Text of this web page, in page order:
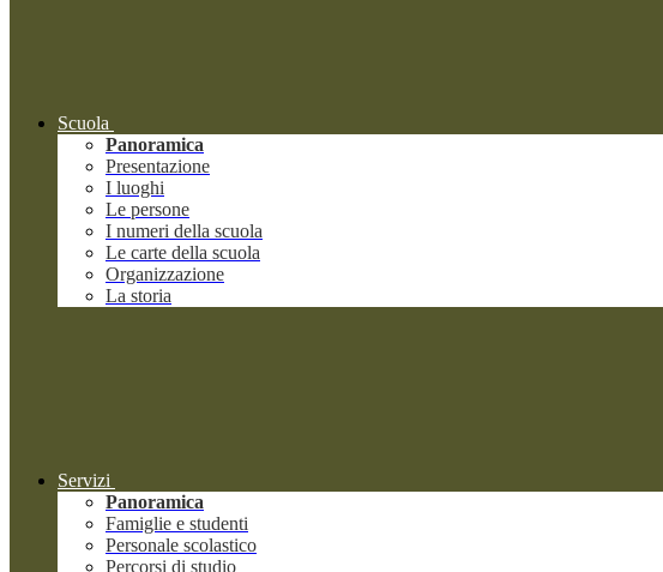
Scuola
Panoramica
Presentazione
I luoghi
Le persone
I numeri della scuola
Le carte della scuola
Organizzazione
La storia
Servizi
Panoramica
Famiglie e studenti
Personale scolastico
Percorsi di studio